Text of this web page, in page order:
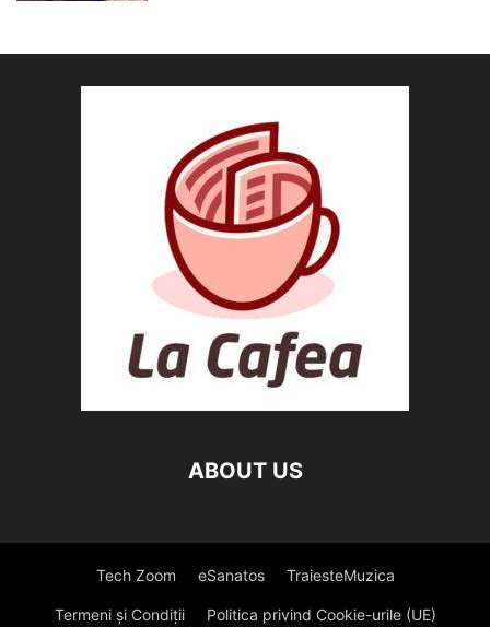
ABOUT US
Tech Zoom eSanatos TraiesteMuzica
Termeni și Condiții Politica privind Cookie-urile (UE)